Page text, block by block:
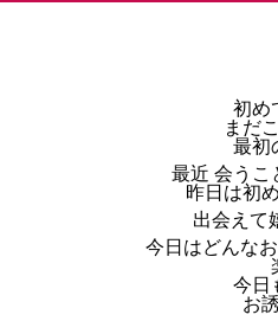
初め
まだ
最初
最近 会うこ
昨日は初
出会えて
今日はどんな
今日
お